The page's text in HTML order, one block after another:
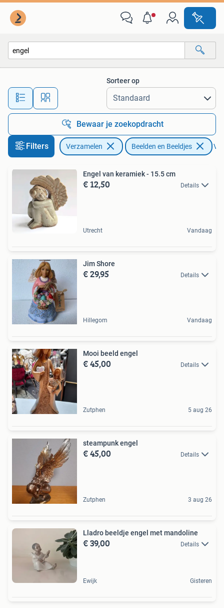
Alle afstanden…
Sorteer op
Bewaar je zoekopdracht
Filters Verzamelen Beelden en Beeldjes
Engel van keramiek - 15.5 cm
€ 12,50 Details
Utrecht Vandaag
Jim Shore
€ 29,95 Details
Hillegom Vandaag
Mooi beeld engel
€ 45,00 Details
Zutphen 5 aug 26
steampunk engel
€ 45,00 Details
Zutphen 3 aug 26
Lladro beeldje engel met mandoline
€ 39,00 Details
Ewijk Gisteren